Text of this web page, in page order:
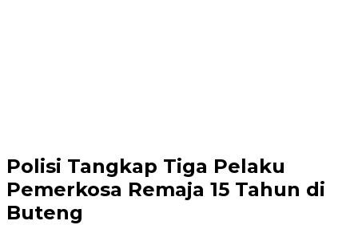
Polisi Tangkap Tiga Pelaku
Pemerkosa Remaja 15 Tahun di
Buteng